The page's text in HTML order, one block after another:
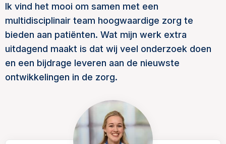
Ik vind het mooi om samen met een
multidisciplinair team hoogwaardige zorg te
bieden aan patiënten. Wat mijn werk extra
uitdagend maakt is dat wij veel onderzoek doen
en een bijdrage leveren aan de nieuwste
ontwikkelingen in de zorg.